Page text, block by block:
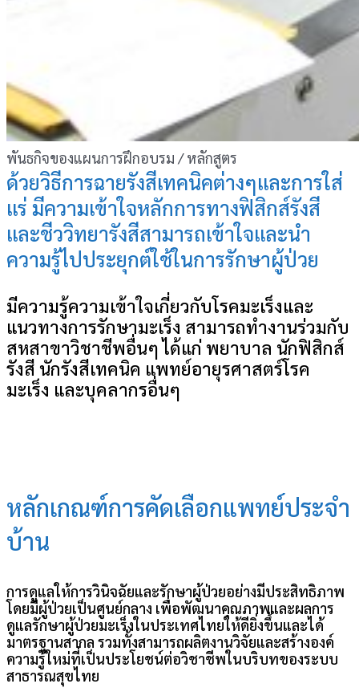
พันธกิจของแผนการฝึกอบรม / หลักสูตร
ด้วยวิธีการฉายรังสีเทคนิคต่างๆและการใส่
แร่ มีความเข้าใจหลักการทางฟิสิกส์รังสี
และชีววิทยารังสีสามารถเข้าใจและนำ
ความรู้ไปประยุกต์ใช้ในการรักษาผู้ป่วย
มีความรู้ความเข้าใจเกี่ยวกับโรคมะเร็งและ
แนวทางการรักษามะเร็ง สามารถทำงานร่วมกับ
สหสาขาวิชาชีพอื่นๆ ได้แก่ พยาบาล นักฟิสิกส์
รังสี นักรังสีเทคนิค แพทย์อายุรศาสตร์โรค
มะเร็ง และบุคลากรอื่นๆ
หลักเกณฑ์การคัดเลือกแพทย์ประจำ
บ้าน
การดูแลให้การวินิจฉัยและรักษาผู้ป่วยอย่างมีประสิทธิภาพ
โดยมีผู้ป่วยเป็นศูนย์กลาง เพื่อพัฒนาคุณภาพและผลการ
ดูแลรักษาผู้ป่วยมะเร็งในประเทศไทยให้ดียิ่งขึ้นและได้
มาตรฐานสากล รวมทั้งสามารถผลิตงานวิจัยและสร้างองค์
ความรู้ใหม่ที่เป็นประโยชน์ต่อวิชาชีพในบริบทของระบบ
สาธารณสุขไทย